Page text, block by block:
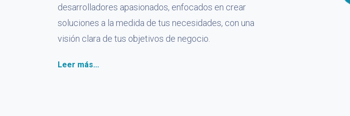
desarrolladores apasionados, enfocados en crear
soluciones a la medida de tus necesidades, con una
visión clara de tus objetivos de negocio.
Leer más...